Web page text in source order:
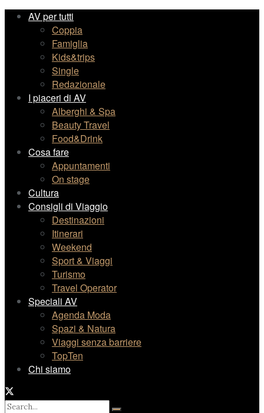
AV per tutti
Coppia
Famiglia
Kids&trips
Single
Redazionale
I piaceri di AV
Alberghi & Spa
Beauty Travel
Food&Drink
Cosa fare
Appuntamenti
On stage
Cultura
Consigli di Viaggio
Destinazioni
Itinerari
Weekend
Sport & Viaggi
Turismo
Travel Operator
Speciali AV
Agenda Moda
Spazi & Natura
Viaggi senza barriere
TopTen
Chi siamo